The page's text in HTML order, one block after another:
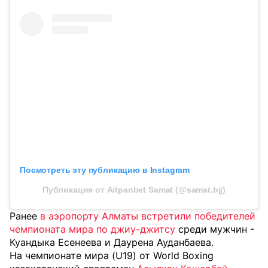
Посмотреть эту публикацию в Instagram
Публикация от Aitpanbet Samat (@samat.bjj)
Ранее в аэропорту Алматы встретили победителей
чемпионата мира по джиу-джитсу среди мужчин -
Куандыка Есенеева и Даурена Ауданбаева.
На чемпионате мира (U19) от World Boxing